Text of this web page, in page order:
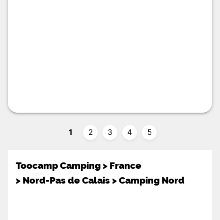
1 2 3 4 5
Toocamp Camping > France
> Nord-Pas de Calais >Camping Nord